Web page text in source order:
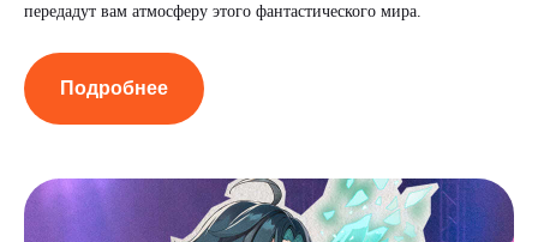
передадут вам атмосферу этого фантастического мира.
Подробнее